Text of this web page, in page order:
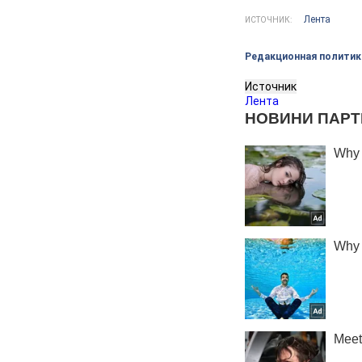
ИСТОЧНИК: Лента
Редакционная
Источник
Лента